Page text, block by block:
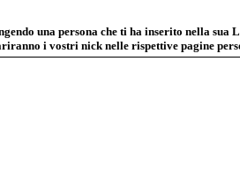
una persona che ti ha inserito nella
i vostri nick nelle rispettive pagine